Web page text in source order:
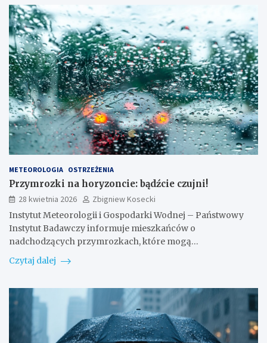
METEOROLOGIA OSTRZEŻENIA
Przymrozki na horyzoncie: bądźcie czujni!
28 kwietnia 2026
Zbigniew Kosecki
Instytut Meteorologii i Gospodarki Wodnej – Państwowy
Instytut Badawczy informuje mieszkańców o
nadchodzących przymrozkach, które mogą…
Czytaj dalej